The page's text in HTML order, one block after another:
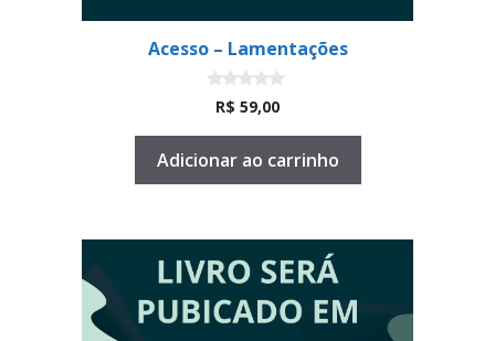
Acesso – Lamentações
R$ 59,00
Adicionar ao carrinho